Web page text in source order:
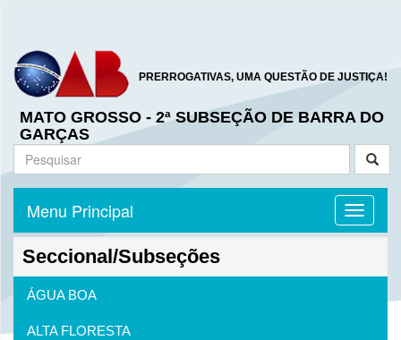
PRERROGATIVAS, UMA QUESTÃO DE JUSTIÇA!
MATO GROSSO - 2ª SUBSEÇÃO DE BARRA DO
GARÇAS
Toggle
Menu Principal
Seccional/Subseções
ÁGUA BOA
ALTA FLORESTA